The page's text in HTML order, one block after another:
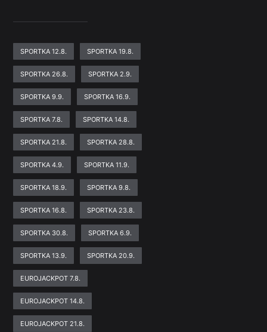
SPORTKA 12.8. SPORTKA 19.8.
SPORTKA 26.8. SPORTKA 2.9.
SPORTKA 9.9. SPORTKA 16.9.
SPORTKA 7.8. SPORTKA 14.8.
SPORTKA 21.8. SPORTKA 28.8.
SPORTKA 4.9. SPORTKA 11.9.
SPORTKA 18.9. SPORTKA 9.8.
SPORTKA 16.8. SPORTKA 23.8.
SPORTKA 30.8. SPORTKA 6.9.
SPORTKA 13.9. SPORTKA 20.9.
EUROJACKPOT 7.8.
EUROJACKPOT 14.8.
EUROJACKPOT 21.8.